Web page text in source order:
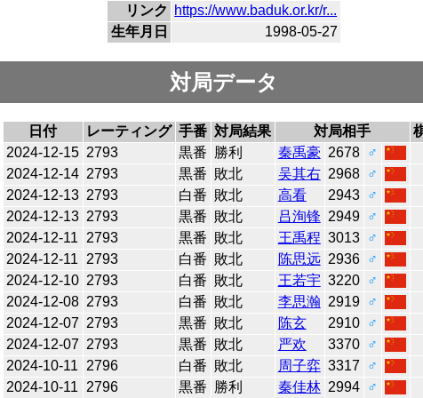
リンク
https://www.baduk.or.kr/r...
生年月日
1998-05-27
対局データ
日付 レーティング 手番 対局結果 対局相手
2024-12-15 2793 黒番 勝利 秦禹豪 2678
♂
2024-12-14 2793 黒番 敗北 吴其右 2968
♂
2024-12-13 2793 白番 敗北 高看 2943
♂
2024-12-13 2793 黒番 敗北 吕洵锋 2949
♂
2024-12-11
2793 黒番 敗北 王禹程 3013
♂
2024-12-11
2793 白番 敗北 陈思远 2936
♂
2024-12-10 2793 白番 敗北 王若宇 3220
♂
2024-12-08 2793 白番 敗北 李思瀚 2919
♂
2024-12-07 2793 黒番 敗北 陈玄 2910
♂
2024-12-07 2793 黒番 敗北 严欢 3370
♂
2024-10-11
2796 白番 敗北 周子弈 3317
♂
2024-10-11
2796 黒番 勝利 秦佳林 2994 ♂